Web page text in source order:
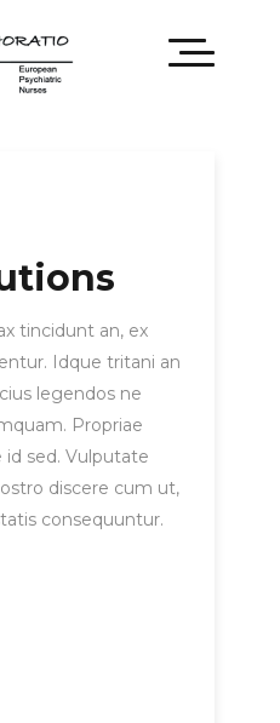
tincidunt an, ex
Idque tritani an
legendos ne
Propriae
id sed. Vulputate
discere cum ut,
consequuntur.